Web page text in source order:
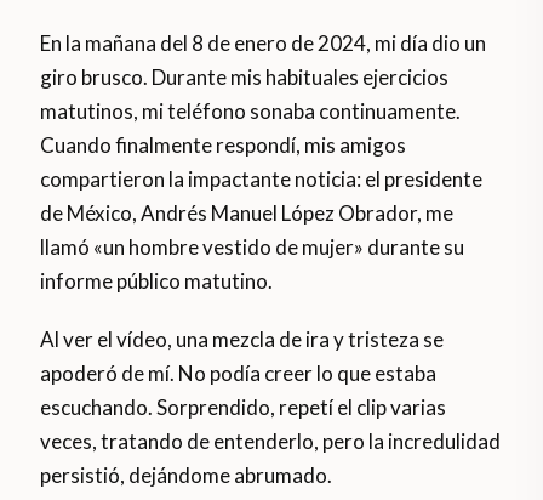
En la mañana del 8 de enero de 2024, mi día dio un
giro brusco. Durante mis habituales ejercicios
matutinos, mi teléfono sonaba continuamente.
Cuando finalmente respondí, mis amigos
compartieron la impactante noticia: el presidente
de México, Andrés Manuel López Obrador, me
llamó «un hombre vestido de mujer» durante su
informe público matutino.
Al ver el vídeo, una mezcla de ira y tristeza se
apoderó de mí. No podía creer lo que estaba
escuchando. Sorprendido, repetí el clip varias
veces, tratando de entenderlo, pero la incredulidad
persistió, dejándome abrumado.